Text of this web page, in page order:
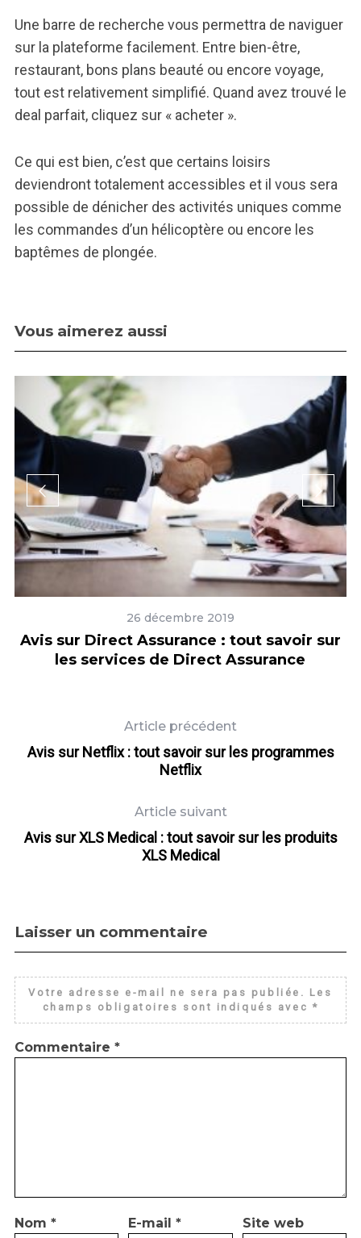
Une barre de recherche vous permettra de naviguer
sur la plateforme facilement. Entre bien-être,
restaurant, bons plans beauté ou encore voyage,
tout est relativement simplifié. Quand avez trouvé le
deal parfait, cliquez sur « acheter ».
Ce qui est bien, c’est que certains loisirs
deviendront totalement accessibles et il vous sera
possible de dénicher des activités uniques comme
les commandes d’un hélicoptère ou encore les
baptêmes de plongée.
Vous aimerez aussi
26 décembre 2019
Avis sur Direct Assurance : tout savoir sur
les services de Direct Assurance
Article précédent
Avis sur Netflix : tout savoir sur les programmes
Netflix
Article suivant
Avis sur XLS Medical : tout savoir sur les produits
XLS Medical
Laisser un commentaire
Votre adresse e-mail ne sera pas publiée. Les
champs obligatoires sont indiqués avec *
Commentaire *
Nom * E-mail* Site web